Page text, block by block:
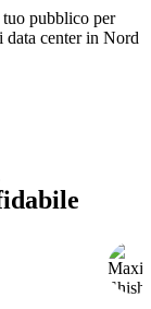
pubblico per
center in Nord